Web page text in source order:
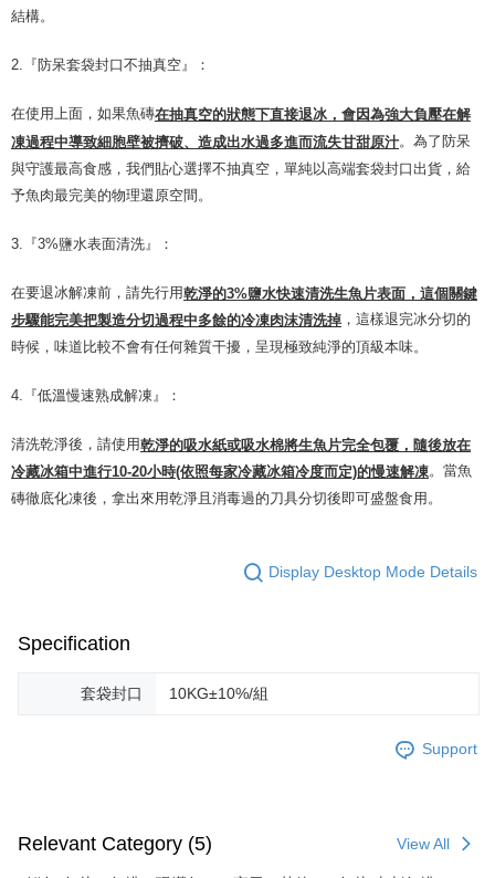
結構。
2.『防呆套袋封口不抽真空』：
在使用上面，如果魚磚在抽真空的狀態下直接退冰，會因為強大負壓在解
凍過程中導致細胞壁被擠破、造成出水過多進而流失甘甜原汁。為了防呆
與守護最高食感，我們貼心選擇不抽真空，單純以高端套袋封口出貨，給
予魚肉最完美的物理還原空間。
3.『3%鹽水表面清洗』：
在要退冰解凍前，請先行用乾淨的3%鹽水快速清洗生魚片表面，這個關鍵
步驟能完美把製造分切過程中多餘的冷凍肉沫清洗掉 ，這樣退完冰分切的
時候，味道比較不會有任何雜質干擾，呈現極致純淨的頂級本味。
4.『低溫慢速熟成解凍』：
清洗乾淨後，請使用乾淨的吸水紙或吸水棉將生魚片完全包覆，隨後放在
冷藏冰箱中進行10-20小時(依照每家冷藏冰箱冷度而定)的慢速解凍。當魚
磚徹底化凍後，拿出來用乾淨且消毒過的刀具分切後即可盛盤食用。
Display Desktop Mode Details
Specification
套袋封口 10KG±10%/組
Support
Relevant Category (5) View All